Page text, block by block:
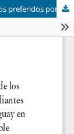
Sobre el perfil de las empresas y de los productos preferidos por los estudiantes universitarios millennials del Uruguay en materia de consumo responsable